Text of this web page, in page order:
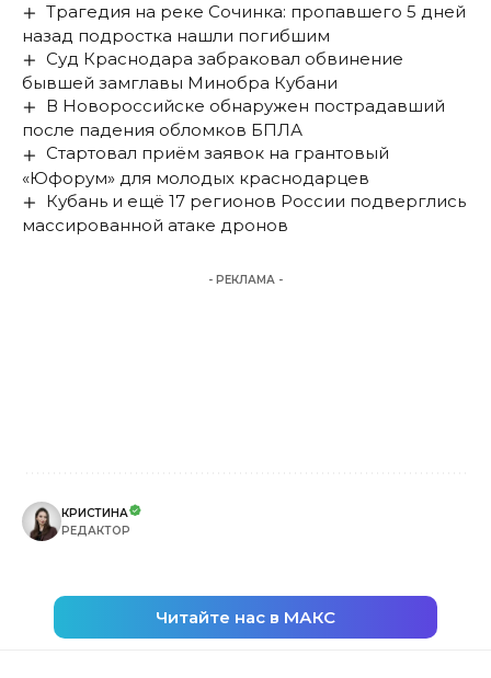
Трагедия на реке Сочинка: пропавшего 5 дней
назад подростка нашли погибшим
Суд Краснодара забраковал обвинение
бывшей замглавы Минобра Кубани
В Новороссийске обнаружен пострадавший
после падения обломков БПЛА
Стартовал приём заявок на грантовый
«Юфорум» для молодых краснодарцев
Кубань и ещё 17 регионов России подверглись
массированной атаке дронов
- РЕКЛАМА -
КРИСТИНА
РЕДАКТОР
Читайте нас в МАКС